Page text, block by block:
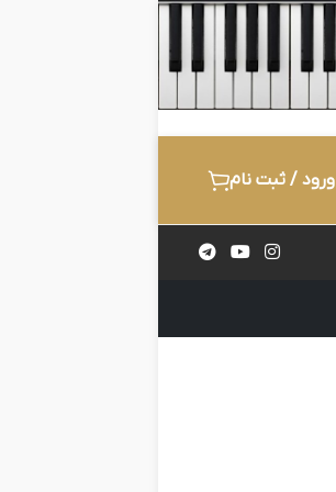
ورود / ثبت نام